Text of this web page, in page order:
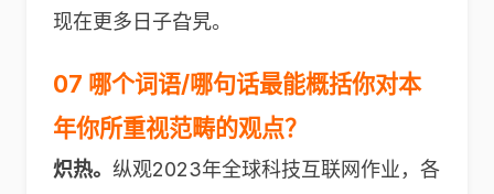
现在更多日子旮旯。
07 哪个词语/哪句话最能概括你对本
年你所重视范畴的观点？
炽热。 纵观2023年全球科技互联网作业，各